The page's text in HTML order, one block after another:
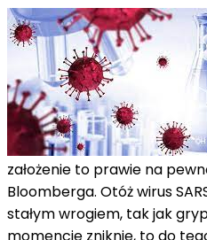
założenie to prawie na
Bloomberga. Otóż wirus
stałym wrogiem, tak jak